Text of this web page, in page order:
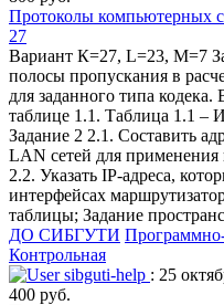
Протоколы компьютерных
27
Вариант К=27, L=23, M=7
полосы пропускания в
для заданного типа
таблице 1.1. Таблица 1.1 –
Задание 2 2.1. Составить
LAN сетей для применения
2.2. Указать IP-адреса,
интерфейсах
таблицы; Задание
ДО СИБГУТИ
Контрольная
sibguti-help : 25
400 руб.